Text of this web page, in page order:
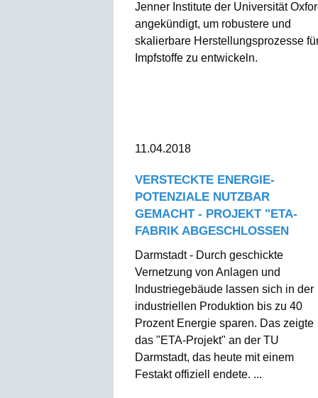
Jenner Institute der Universität
angekündigt, um robustere und
skalierbare Herstellungsprozesse
Impfstoffe zu entwickeln.
11.04.2018
VERSTECKTE ENERGIE-
POTENZIALE NUTZBAR
GEMACHT - PROJEKT "ETA-
FABRIK ABGESCHLOSSEN
Darmstadt - Durch geschickte
Vernetzung von Anlagen und
Industriegebäude lassen sich in der
industriellen Produktion bis zu 40
Prozent Energie sparen. Das zeigte
das "ETA-Projekt" an der TU
Darmstadt, das heute mit einem
Festakt offiziell endete. ...